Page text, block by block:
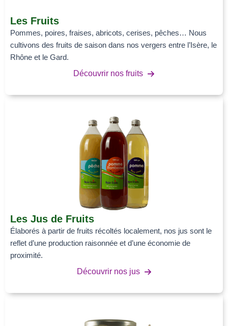
Les Fruits
Pommes, poires, fraises, abricots, cerises, pêches… Nous
cultivons des fruits de saison dans nos vergers entre l’Isère, le
Rhône et le Gard.
Découvrir nos fruits
Les Jus de Fruits
Élaborés à partir de fruits récoltés localement, nos jus sont le
reflet d’une production raisonnée et d’une économie de
proximité.
Découvrir nos jus